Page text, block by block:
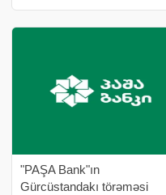
"PAŞA Bank"ın
Gürcüstandakı törəməsi